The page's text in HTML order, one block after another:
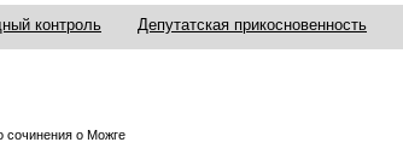
контроль Депутатская прикосновенность
сочинения о Можге